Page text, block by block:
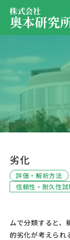
株式会社
奥本研究
会社・決算情報
代表紹介
お問い合わせ
お問い合わせ
劣化
評価・解析方法
信頼性・耐久性試
ムで分類すると、
的劣化が考えられ